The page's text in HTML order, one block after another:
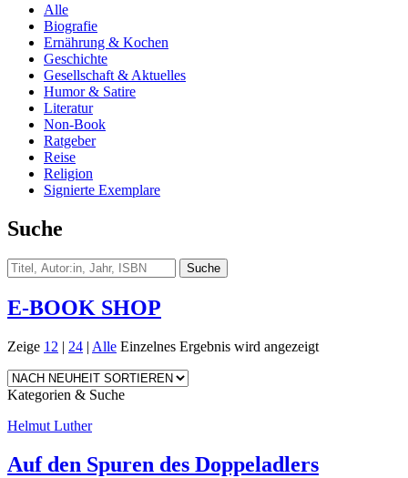
Alle
Biografie
Ernährung & Kochen
Geschichte
Gesellschaft & Aktuelles
Humor & Satire
Literatur
Non-Book
Ratgeber
Reise
Religion
Signierte Exemplare
Suche
E-BOOK SHOP
Zeige 12 | 24 | Alle Einzelnes Ergebnis wird angezeigt
Kategorien & Suche
Helmut Luther
Auf den Spuren des Doppeladlers